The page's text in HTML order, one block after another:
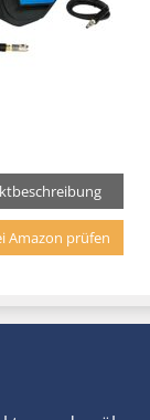
Amazon prüfen